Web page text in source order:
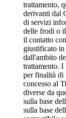
trattamento,
derivanti dal
di servizi
delle frodi o
il contatto
giustificato in
dall'ambito
trattamento. I
per finalità di
concesso al
diverse da
sulla base
sulla base